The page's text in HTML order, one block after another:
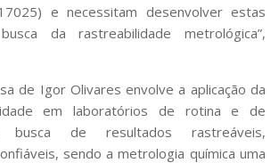
Sites
e necessitam desenvolver estas
da rastreabilidade metrológica”,
de Igor Olivares envolve a aplicação da
em laboratórios de rotina e de
busca de resultados rastreáveis,
sendo a metrologia química uma